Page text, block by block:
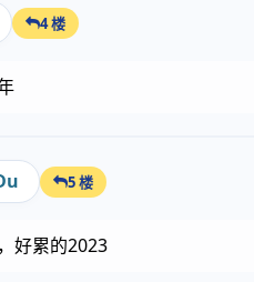
4 楼
5 楼
好累的2023